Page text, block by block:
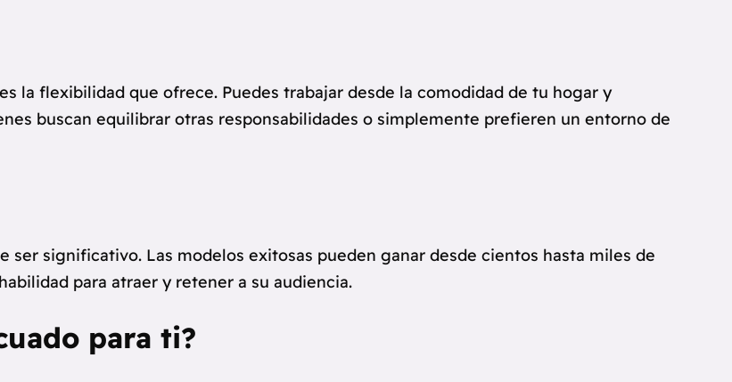
la flexibilidad que ofrece. Puedes trabajar desde la comodidad de tu hogar y
buscan equilibrar otras responsabilidades o simplemente prefieren un entorno de
ser significativo. Las modelos exitosas pueden ganar desde cientos hasta miles de
para atraer y retener a su audiencia.
para ti?